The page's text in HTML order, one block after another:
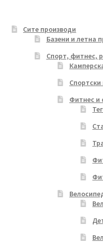
Сите производи
Базени и летна
Спорт, фитнес,
Спортски
Фитнес и